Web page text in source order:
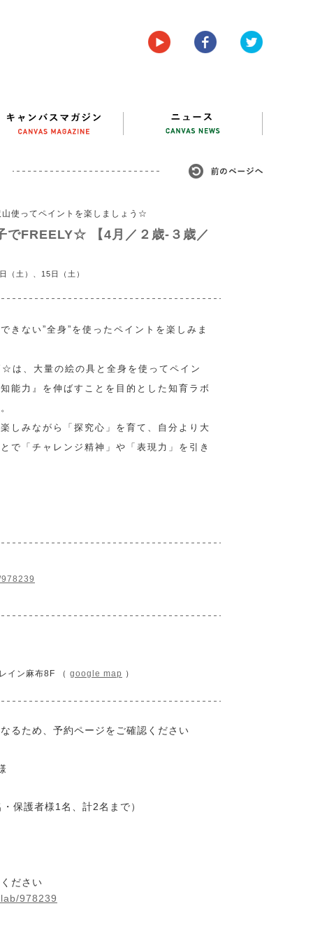
使ってペイントを楽しましょう☆
でFREELY☆ 【4月／２歳-３歳／
（土）、15日（土）
きない”全身”を使ったペイントを楽しみま
は、大量の絵の具と全身を使ってペイン
能力』を伸ばすことを目的とした知育ラボ
しみながら「探究心」を育て、自分より大
で「チャレンジ精神」や「表現力」を引き
イン麻布8F （ google map ）
るため、予約ページをご確認ください
保護者様1名、計2名まで）
ださい
978239